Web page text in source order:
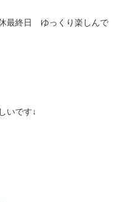
終日 ゆっくり楽しんで
いです↓